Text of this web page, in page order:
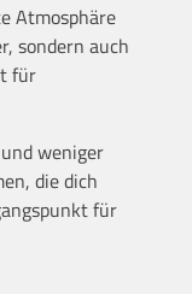
Atmosphäre
sondern auch
für
weniger
die dich
für